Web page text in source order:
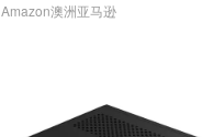
Amazon澳洲亚马逊